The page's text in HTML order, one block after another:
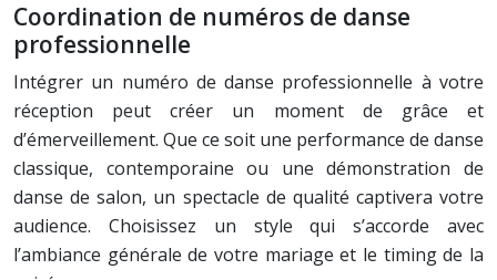
Coordination de numéros de danse
professionnelle
Intégrer un numéro de danse professionnelle à votre
réception peut créer un moment de grâce et
d’émerveillement. Que ce soit une performance de danse
classique, contemporaine ou une démonstration de
danse de salon, un spectacle de qualité captivera votre
audience. Choisissez un style qui s’accorde avec
l’ambiance générale de votre mariage et le timing de la